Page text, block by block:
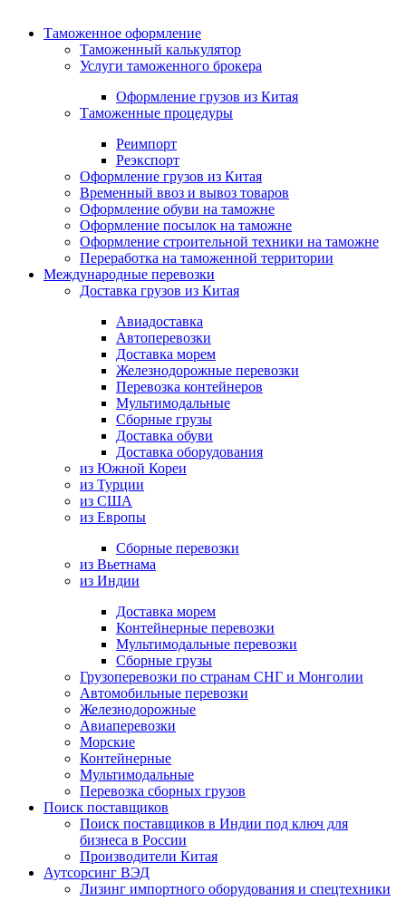
Таможенное оформление
Таможенный калькулятор
Услуги таможенного брокера
Оформление грузов из Китая
Таможенные процедуры
Реимпорт
Реэкспорт
Оформление грузов из Китая
Временный ввоз и вывоз товаров
Оформление обуви на таможне
Оформление посылок на таможне
Оформление строительной техники на таможне
Переработка на таможенной территории
Международные перевозки
Доставка грузов из Китая
Авиадоставка
Автоперевозки
Доставка морем
Железнодорожные перевозки
Перевозка контейнеров
Мультимодальные
Сборные грузы
Доставка обуви
Доставка оборудования
из Южной Кореи
из Турции
из США
из Европы
Сборные перевозки
из Вьетнама
из Индии
Доставка морем
Контейнерные перевозки
Мультимодальные перевозки
Сборные грузы
Грузоперевозки по странам СНГ и Монголии
Автомобильные перевозки
Железнодорожные
Авиаперевозки
Морские
Контейнерные
Мультимодальные
Перевозка сборных грузов
Поиск поставщиков
Поиск поставщиков в Индии под ключ для
бизнеса в России
Производители Китая
Аутсорсинг ВЭД
Лизинг импортного оборудования и спецтехники